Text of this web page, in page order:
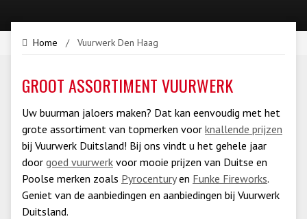
Home / Vuurwerk Den Haag
GROOT ASSORTIMENT VUURWERK
Uw buurman jaloers maken? Dat kan eenvoudig met het
grote assortiment van topmerken voor knallende prijzen
bij Vuurwerk Duitsland! Bij ons vindt u het gehele jaar
door goed vuurwerk voor mooie prijzen van Duitse en
Poolse merken zoals Pyrocenturyen Funke Fireworks.
Geniet van de aanbiedingen en aanbiedingen bij Vuurwerk
Duitsland.